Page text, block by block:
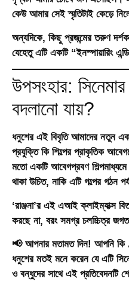
কেউ আমার সেই স্মৃতিটাই কেড়ে
অন্যদিকে, কিছু প্রজন্মের তরুণ
যেহেতু এটি একটি “ইনস্পায়ারিং
উপসংহার:
বদলানো যায়?
ধনুশের এই বিবৃতি আমাদের নতুন
প্রযুক্তি কি শিল্পের প্রাকৃতিক
মতো একটি আবেগপ্রবণ
থাকা উচিত, নাকি এটি গল্পের গঠন
‘রাঞ্জনা’র এই এআই ক্লাইম্যাক্স
করছে না, বরং সমগ্র চলচ্চিত্র
📢 আপনার মতামত দিন! আপনি কি
ধনুশের মতই মনে করেন যে এটি
ও বন্ধুদের সাথে এই প্রতিবেদনটি